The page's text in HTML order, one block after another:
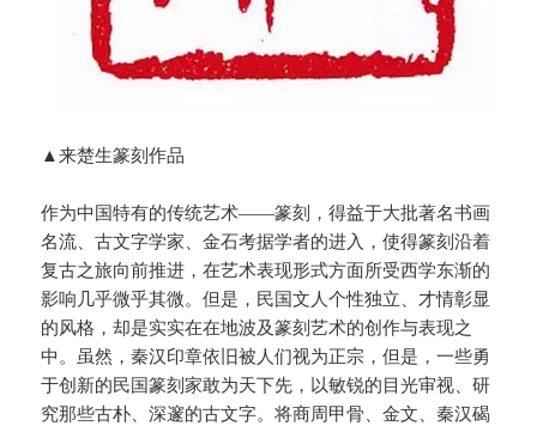
▲来楚生篆刻作品
作为中国特有的传统艺术——篆刻，得益于大批著名书画
名流、古文字学家、金石考据学者的进入，使得篆刻沿着
复古之旅向前推进，在艺术表现形式方面所受西学东渐的
影响几乎微乎其微。但是，民国文人个性独立、才情彰显
的风格，却是实实在在地波及篆刻艺术的创作与表现之
中。虽然，秦汉印章依旧被人们视为正宗，但是，一些勇
于创新的民国篆刻家敢为天下先，以敏锐的目光审视、研
究那些古朴、深邃的古文字。将商周甲骨、金文、秦汉碣